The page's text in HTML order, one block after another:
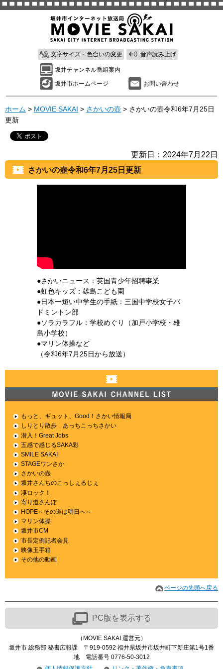
文字サイズ・色合いの変更 音声読み上げ
坂井チャンネル番組案内
坂井市ホームページ
お問い合わせ
ホーム > MOVIE SAKAI > さかいの壺 > さかいの壺令和6年7月25日
更新
更新日：2024年7月22日
さかいの壺令和6年7月25日更新
●さかいニュース：英国青少年招聘事業
●虹色キッズ：雄島こども園
●日本一短い中学生の手紙：三国中学校女子バ
ドミントン部
●ソラカラフル：学校めぐり（加戸小学校・雄
島小学校）
●マリン体操など
（令和6年7月25日から放送）
MOVIE SAKAI CHANNEL LIST
もっと、ギュット、Good！さかい情報局
しりとり散歩 あっちこっちさかい
潜入！Great Jobs
五感で感じるSAKA彩
SMILE SAKAI
STAGEワンさか
さかいの壺
坂井さんちのこっしぇるじぇ
凄ロック！
寄り道さんぽ
HOPE～その道は明日へ～
マリン体操
坂井市CM
市長定例記者会見
映像玉手箱
その他の動画
ページの先頭へ戻る
PC版を表示する
（ MOVIE SAKAI 運営元）
坂井市 総務部 秘書広報課 〒919-0592 福井県坂井市坂井町下新庄第1号1番
地 電話番号 0776-50-3012